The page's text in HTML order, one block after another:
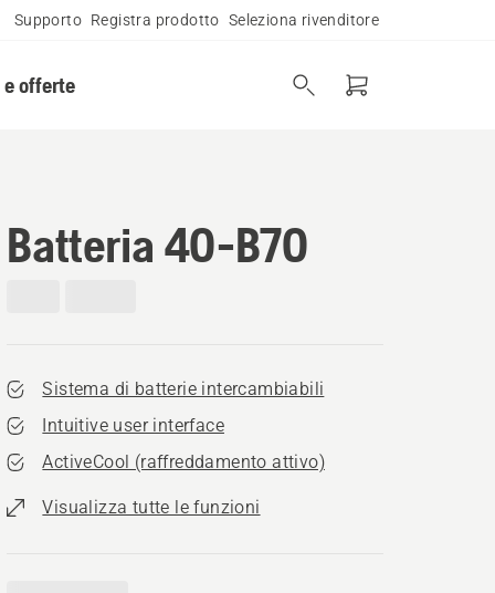
Supporto Registra prodotto Seleziona rivenditore
offerte
Batteria 40-B70
Sistema di batterie intercambiabili
Intuitive user interface
ActiveCool (raffreddamento attivo)
Visualizza tutte le funzioni